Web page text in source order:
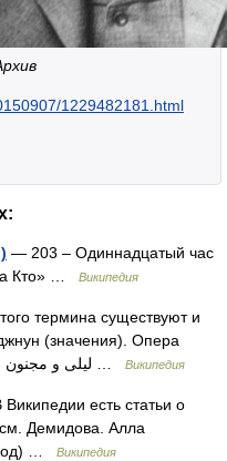
1229482181.html
— 203 – Одиннадцатый час
Кто» …
Википедия
термина существуют и
(значения). Опера
Википедия
есть статьи о
Демидова. Алла
…
Википедия